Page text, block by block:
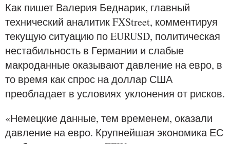
Как пишет Валерия Беднарик, главный
технический аналитик FXStreet, комментируя
текущую ситуацию по EURUSD, политическая
нестабильность в Германии и слабые
макроданные оказывают давление на евро, в
то время как спрос на доллар США
преобладает в условиях уклонения от рисков.
«Немецкие данные, тем временем, оказали
давление на евро. Крупнейшая экономика ЕС